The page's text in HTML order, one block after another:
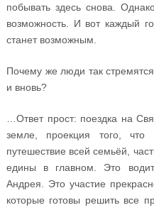
побывать здесь снова.
возможность. И вот каждый
станет возможным.
Почему же люди так
и вновь?
…Ответ прост: поездка на
земле, проекция того,
путешествие всей семьёй,
едины в главном. Это
Андрея. Это участие
которые готовы решить все